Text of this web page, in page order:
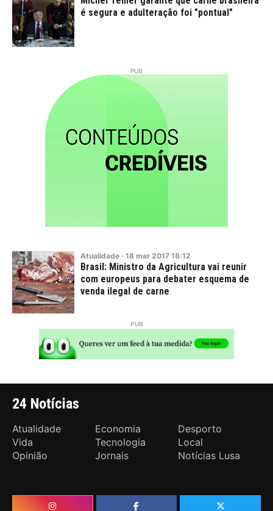
é segura e adulteração foi "pontual"
Atualidade · 18 mar 2017 18:12
Brasil: Ministro da Agricultura vai reunir
com europeus para debater esquema de
venda ilegal de carne
24 Notícias
Atualidade Economia
Desporto
Vida
Tecnologia
Local
Opinião
Jornais Notícias Lusa